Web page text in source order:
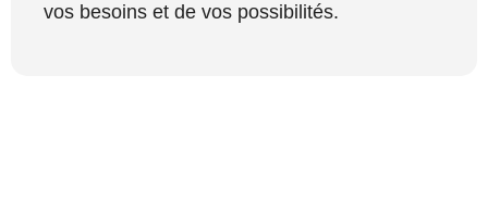
vos besoins et de vos possibilités.